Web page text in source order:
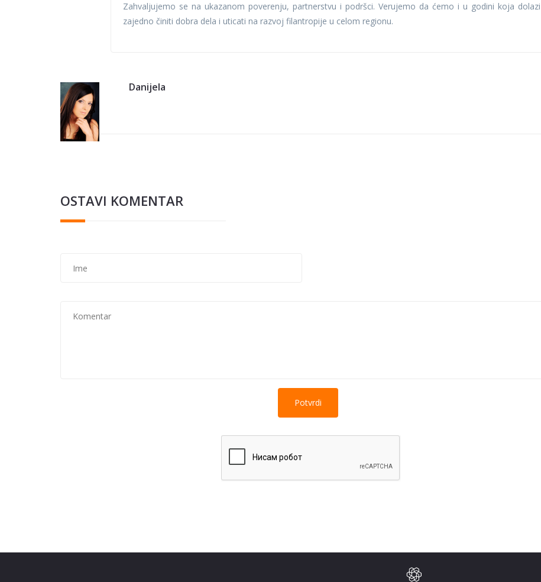
Zahvaljujemo se na ukazanom poverenju, partnerstvu i podršci. Verujemo da ćemo i u godini koja dolazi
zajedno činiti dobra dela i uticati na razvoj filantropije u celom regionu.
Danijela
OSTAVI KOMENTAR